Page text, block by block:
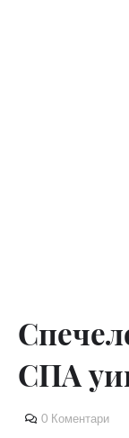
СПА
0 Коментари